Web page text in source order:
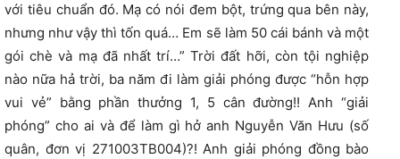
với tiêu chuẩn đó. Mạ có nói đem bột, trứng qua bên này,
nhưng như vậy thì tốn quá… Em sẽ làm 50 cái bánh và một
gói chè và mạ đã nhất trí…” Trời đất hỡi, còn tội nghiệp
nào nữa hả trời, ba năm đi làm giải phóng được “hỗn hợp
vui vẻ” bằng phần thưởng 1, 5 cân đường!! Anh “giải
phóng” cho ai và để làm gì hở anh Nguyễn Văn Hưu (số
quân, đơn vị 271003TB004)?! Anh giải phóng đồng bào